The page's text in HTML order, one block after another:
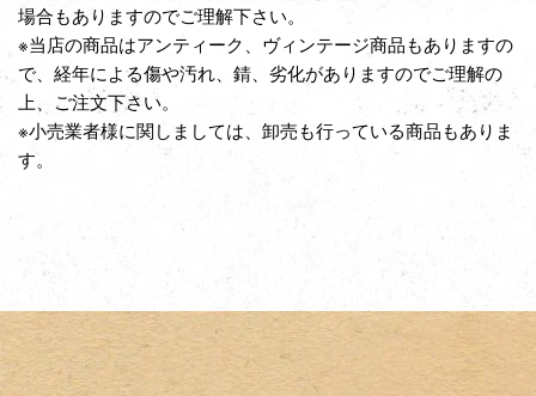
場合もありますのでご理解下さい。
※当店の商品はアンティーク、ヴィンテージ商品もありますの
で、経年による傷や汚れ、錆、劣化がありますのでご理解の
上、ご注文下さい。
※小売業者様に関しましては、卸売も行っている商品もありま
す。